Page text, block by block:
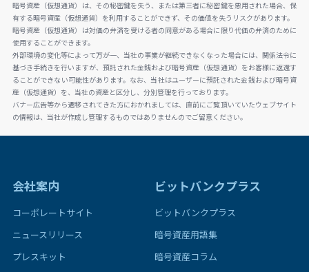
暗号資産（仮想通貨）は、その秘密鍵を失う、または第三者に秘密鍵を悪用された場合、保
有する暗号資産（仮想通貨）を利用することができず、その価値を失うリスクがあります。
暗号資産（仮想通貨）は対価の弁済を受ける者の同意がある場合に限り代価の弁済のために
使用することができます。
外部環境の変化等によって万が一、当社の事業が継続できなくなった場合には、関係法令に
基づき手続きを行いますが、預託された金銭および暗号資産（仮想通貨）をお客様に返還す
ることができない可能性があります。なお、当社はユーザーに預託された金銭および暗号資
産（仮想通貨）を、当社の資産と区分し、分別管理を行っております。
バナー広告等から遷移されてきた方におかれましては、直前にご覧頂いていたウェブサイト
の情報は、当社が作成し管理するものではありませんのでご留意ください。
会社案内
コーポレートサイト
ニュースリリース
プレスキット
ビットバンクプラス
ビットバンクプラス
暗号資産用語集
暗号資産コラム